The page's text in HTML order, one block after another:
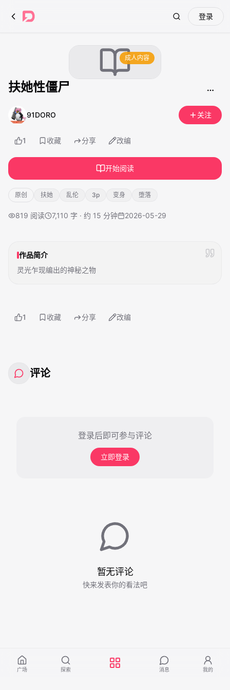
Search登录
成人内容
扶她性僵尸
91DORO 关注
1 收藏 分享 改编
开始阅读
原创 扶她 乱伦 3p 变身 堕落
819 阅读 7,110 字 · 约 15 分钟 2026-05-29
作品简介
灵光乍现编出的神秘之物
1 收藏 分享 改编
评论
登录后即可参与评论
立即登录
暂无评论
快来发表你的看法吧
广场 探索 消息 我的